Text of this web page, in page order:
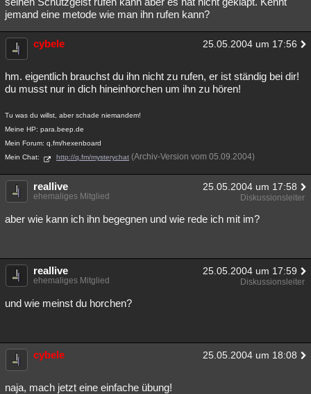
weitere Rubriken
Philosophie Träume Orte Esoterik Literatur
Astronomie
Musik Clash Verbesserungen Allmystery
Besucht Teilgenommen
Lesenswert Schlüsselwörter
jemand eine metode wie man ihn rufen kann?
cybele 25.05.2004 um 17:56
hm. eigentlich brauchst du ihn nicht zu rufen, er ist ständig bei dir!
du musst nur in dich hineinhorchen um ihn zu hören!
Tu was du willst, aber schade niemandem!
Meine HP: para.beep.de
Mein Forum: q.fm/hexenboard
Mein Chat:
http://q.fm/mysterychat (Archiv-Version vom 05.09.2004)
reallive 25.05.2004 um 17:58
ehemaliges Mitglied Diskussionsleiter
aber wie kann ich ihn begegnen und wie rede ich mit im?
reallive 25.05.2004 um 17:59
ehemaliges Mitglied Diskussionsleiter
und wie meinst du horchen?
cybele 25.05.2004 um 18:08
naja, mach jetzt eine einfache übung!